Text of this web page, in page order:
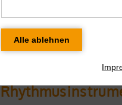
Windspiele (aus
Windsturm /
Das gackernde